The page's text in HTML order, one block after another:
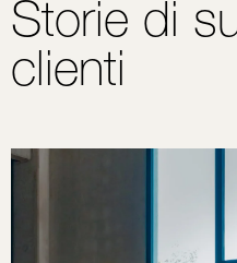
Storie di
clienti